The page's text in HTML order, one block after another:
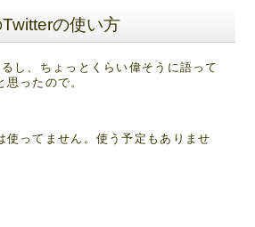
の使い方
し、ちょっとくらい偉そうに語って
ったので。
使ってません。使う予定もありませ